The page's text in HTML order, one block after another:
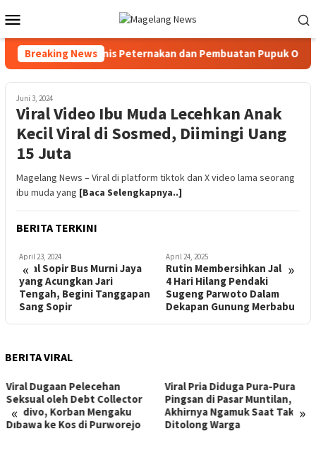
ke
kontenMobile
Breaking News
Pelatihan Teknis Peternakan dan Pembuatan Pupuk Organik
Juni 3, 2024
Viral Video Ibu Muda Lecehkan Anak
Kecil Viral di Sosmed, Diimingi Uang
15 Juta
Magelang News – Viral di platform tiktok dan X video lama seorang
ibu muda yang [Baca Selengkapnya..]
BERITA TERKINI
« »
April 23, 2024
Viral Sopir Bus Murni Jaya
yang Acungkan Jari
Tengah, Begini Tanggapan
Sang Sopir
April 24, 2025
Rutin Membersihkan Jalur,
4 Hari Hilang Pendaki
Sugeng Parwoto Dalam
Dekapan Gunung Merbabu
BERITA VIRAL
« »
Viral Dugaan Pelecehan
Seksual oleh Debt Collector
Kredivo, Korban Mengaku
Dibawa ke Kos di Purworejo
Viral Pria Diduga Pura-Pura
Pingsan di Pasar Muntilan,
Akhirnya Ngamuk Saat Tak
Ditolong Warga